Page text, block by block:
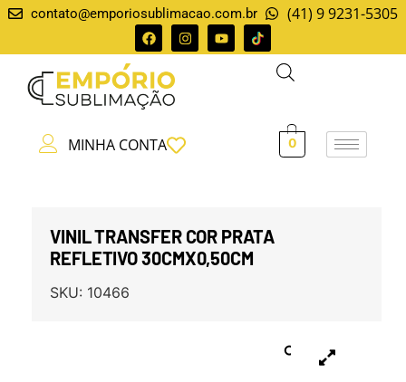
contato@emporiosublimacao.com.br (41) 9 9231-5305
MINHA CONTA 0
VINIL TRANSFER COR PRATA
REFLETIVO 30CMX0,50CM
SKU: 10466